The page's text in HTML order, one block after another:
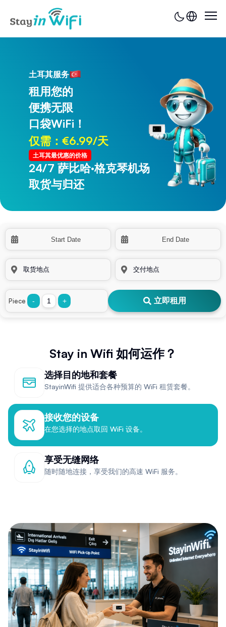
土耳其服务
租用您的
便携无限
口袋WiFi！
仅需：€6.99/天
土耳其最优惠的价格
24/7 萨比哈·格克琴机场
取货与归还
24/7 特拉布宗机场
取货与归还
Piece - + 立即租用
Stay in Wifi 如何运作？
选择目的地和套餐
StayinWifi 提供适合各种预算的 WiFi 租赁套餐。
接收您的设备
在您选择的地点取回 WiFi 设备。
享受无缝网络
随时随地连接，享受我们的高速 WiFi 服务。